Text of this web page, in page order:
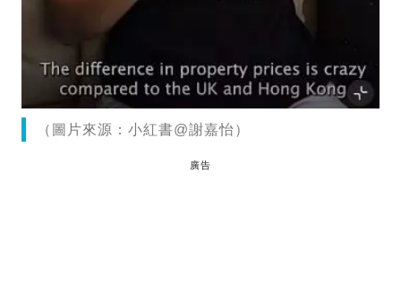
（圖片來源：小紅書@謝嘉怡）
廣告